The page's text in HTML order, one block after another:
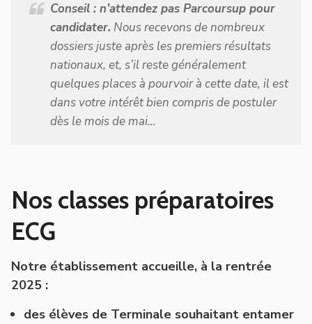
Conseil : n’attendez pas Parcoursup pour
candidater. Nous recevons de nombreux
dossiers juste après les premiers résultats
nationaux, et, s’il reste généralement
quelques places à pourvoir à cette date, il est
dans votre intérêt bien compris de postuler
dès le mois de mai…
Nos classes préparatoires
ECG
Notre établissement accueille, à la rentrée
2025 :
des élèves de Terminale souhaitant entamer